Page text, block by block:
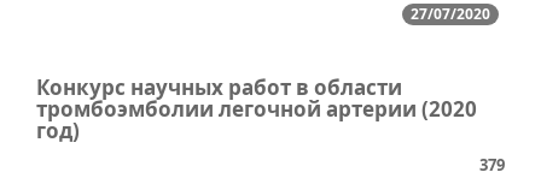
27/07/2020
Конкурс научных работ в области
тромбоэмболии легочной артерии (2020
год)
379